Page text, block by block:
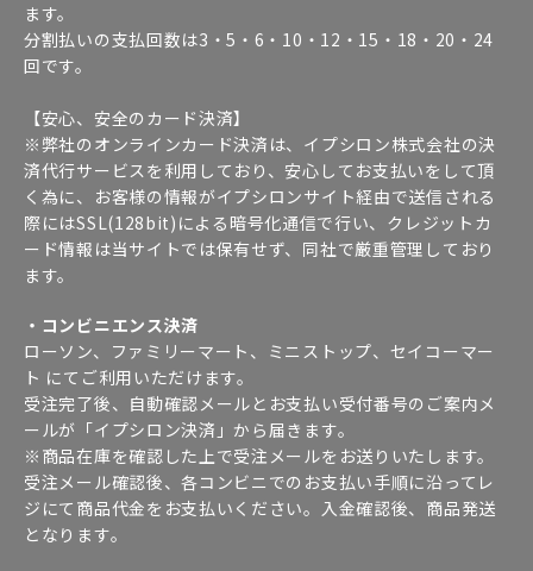
ます。
分割払いの支払回数は3・5・6・10・12・15・18・20・24
回です。
【安心、安全のカード決済】
※弊社のオンラインカード決済は、イプシロン株式会社の決
済代行サービスを利用しており、安心してお支払いをして頂
く為に、お客様の情報がイプシロンサイト経由で送信される
際にはSSL(128bit)による暗号化通信で行い、クレジットカ
ード情報は当サイトでは保有せず、同社で厳重管理しており
ます。
・コンビニエンス決済
ローソン、ファミリーマート、ミニストップ、セイコーマー
ト にてご利用いただけます。
受注完了後、自動確認メールとお支払い受付番号のご案内メ
ールが「イプシロン決済」から届きます。
※商品在庫を確認した上で受注メールをお送りいたします。
受注メール確認後、各コンビニでのお支払い手順に沿ってレ
ジにて商品代金をお支払いください。入金確認後、商品発送
となります。